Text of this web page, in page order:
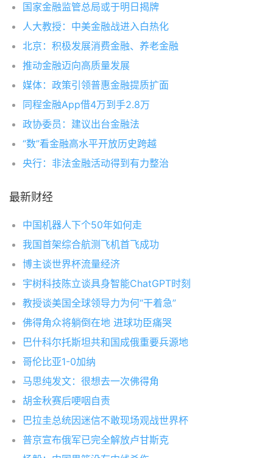
国家金融监管总局或于明日揭牌
人大教授：中美金融战进入白热化
北京：积极发展消费金融、养老金融
推动金融迈向高质量发展
媒体：政策引领普惠金融提质扩面
同程金融App借4万到手2.8万
政协委员：建议出台金融法
“数”看金融高水平开放历史跨越
央行：非法金融活动得到有力整治
最新财经
中国机器人下个50年如何走
我国首架综合航测飞机首飞成功
博主谈世界杯流量经济
宇树科技陈立谈具身智能ChatGPT时刻
教授谈美国全球领导力为何“干着急”
佛得角众将躺倒在地 进球功臣痛哭
巴什科尔托斯坦共和国成俄重要兵源地
哥伦比亚1-0加纳
马思纯发文：很想去一次佛得角
胡金秋赛后哽咽自责
巴拉圭总统因迷信不敢现场观战世界杯
普京宣布俄军已完全解放卢甘斯克